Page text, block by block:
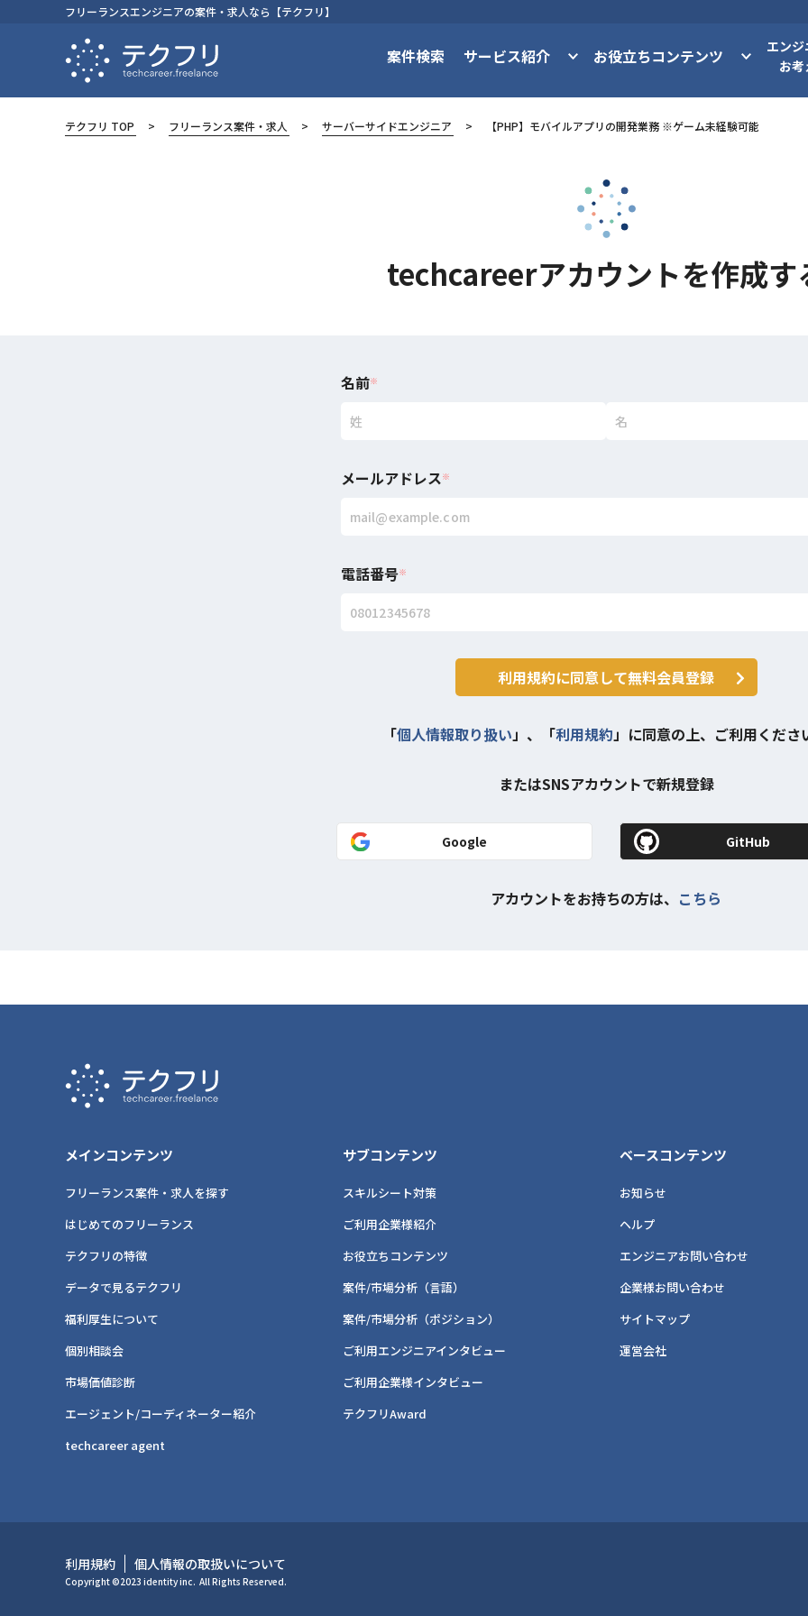
フリーランスエンジニアの案件・求人なら【テクフリ】
案件検索 サービス紹介 お役立ちコンテンツ
エン
お
テクフリ TOP フリーランス案件・求人 サーバーサイドエンジニア 【PHP】モバイルアプリの開発業務 ※ゲーム未経験可能
techcareerアカウントを作成す
名前※
メールアドレス※
電話番号※
利用規約に同意して無料会員登録
「個人情報取り扱い」、「利用規約」に同意の上、ご利用くださ
またはSNSアカウントで新規登録
Google GitHub
アカウントをお持ちの方は、 こちら
メインコンテンツ
フリーランス案件・求人を探す
はじめてのフリーランス
テクフリの特徴
データで見るテクフリ
福利厚生について
個別相談会
市場価値診断
エージェント/コーディネーター紹介
techcareer agent
サブコンテンツ
スキルシート対策
ご利用企業様紹介
お役立ちコンテンツ
案件/市場分析（言語）
案件/市場分析（ポジション）
ご利用エンジニアインタビュー
ご利用企業様インタビュー
テクフリAward
ベースコンテンツ
お知らせ
ヘルプ
エンジニアお問い合わせ
企業様お問い合わせ
サイトマップ
運営会社
利用規約 個人情報の取扱いについて
Copyright ©2023 identity inc. All Rights Reserved.